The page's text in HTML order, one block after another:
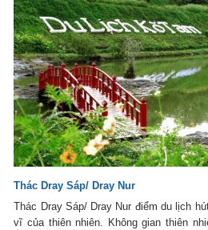
Thác Dray Sáp/ Dray Nur
Thác Dray Sáp/ Dray Nur điểm du lịch
vĩ của thiên nhiên. Không gian thiên